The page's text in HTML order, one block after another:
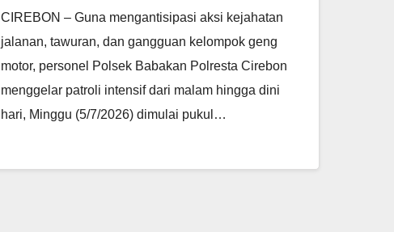
CIREBON – Guna mengantisipasi aksi kejahatan
jalanan, tawuran, dan gangguan kelompok geng
motor, personel Polsek Babakan Polresta Cirebon
menggelar patroli intensif dari malam hingga dini
hari, Minggu (5/7/2026) dimulai pukul…